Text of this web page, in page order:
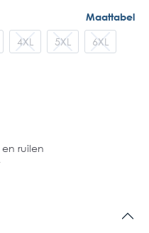
Maattabel
4XL 5XL 6XL
ruilen